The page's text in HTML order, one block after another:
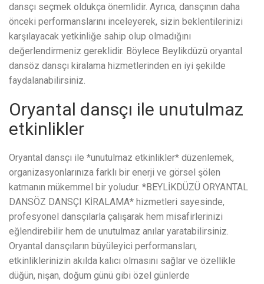
dansçı seçmek oldukça önemlidir. Ayrıca, dansçının daha
önceki performanslarını inceleyerek, sizin beklentilerinizi
karşılayacak yetkinliğe sahip olup olmadığını
değerlendirmeniz gereklidir. Böylece Beylikdüzü oryantal
dansöz dansçı kiralama hizmetlerinden en iyi şekilde
faydalanabilirsiniz.
Oryantal dansçı ile unutulmaz
etkinlikler
Oryantal dansçı ile *unutulmaz etkinlikler* düzenlemek,
organizasyonlarınıza farklı bir enerji ve görsel şölen
katmanın mükemmel bir yoludur. *BEYLİKDÜZÜ ORYANTAL
DANSÖZ DANSÇI KİRALAMA* hizmetleri sayesinde,
profesyonel dansçılarla çalışarak hem misafirlerinizi
eğlendirebilir hem de unutulmaz anılar yaratabilirsiniz.
Oryantal dansçıların büyüleyici performansları,
etkinliklerinizin akılda kalıcı olmasını sağlar ve özellikle
düğün, nişan, doğum günü gibi özel günlerde